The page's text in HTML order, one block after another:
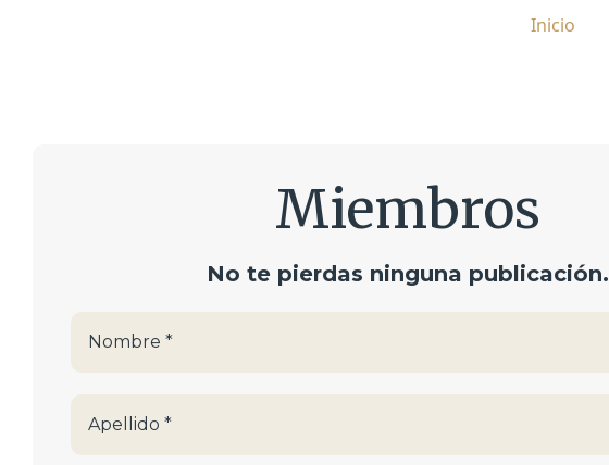
Inicio
Miembros
No te pierdas ninguna publicación.